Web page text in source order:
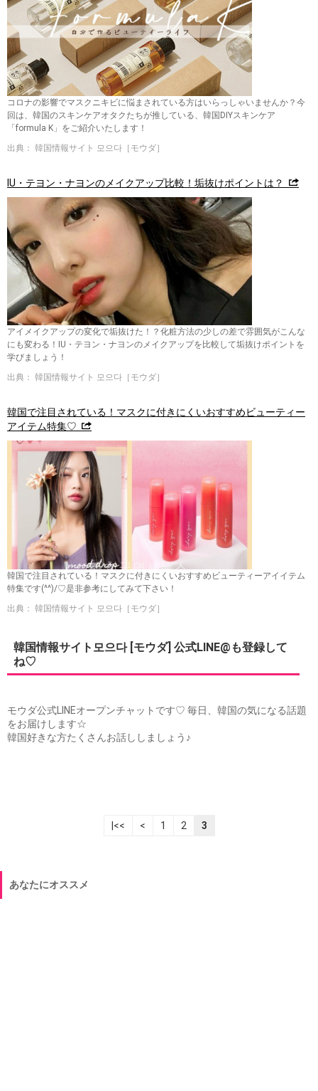
コロナの影響でマスクニキビに悩まされている方はいらっしゃいませんか？今
回は、韓国のスキンケアオタクたちが推している、韓国DIYスキンケア
「formula K」をご紹介いたします！
出典： 韓国情報サイト 모으다［モウダ］
IU・テヨン・ナヨンのメイクアップ比較！垢抜けポイントは？
アイメイクアップの変化で垢抜けた！？化粧方法の少しの差で雰囲気がこんな
にも変わる！IU・テヨン・ナヨンのメイクアップを比較して垢抜けポイントを
学びましょう！
出典： 韓国情報サイト 모으다［モウダ］
韓国で注目されている！マスクに付きにくいおすすめビューティー
アイテム特集♡
韓国で注目されている！マスクに付きにくいおすすめビューティーアイイテム
特集です(^^)/♡是非参考にしてみて下さい！
出典： 韓国情報サイト 모으다［モウダ］
韓国情報サイト모으다 [モウダ] 公式LINE@も登録して
ね♡
モウダ公式LINEオープンチャットです♡ 毎日、韓国の気になる話題
をお届けします☆
韓国好きな方たくさんお話ししましょう♪
|<< < 1 2 3
あなたにオススメ